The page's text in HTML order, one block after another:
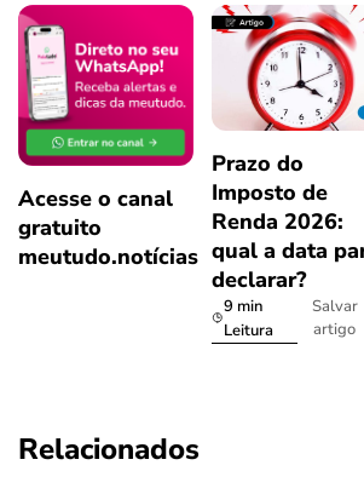
Acesse o canal
gratuito
meutudo.notícias
Prazo do
Imposto de
Renda 2026:
qual a data
declarar?
9 min
Leitura
Salvar
artigo
Relacionados